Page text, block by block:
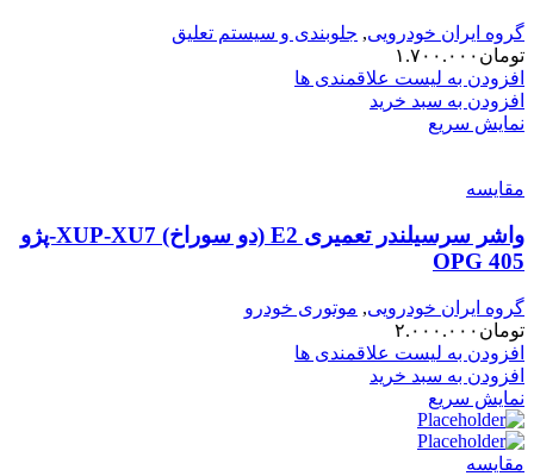
گروه ایران خودرویی, جلوبندی و سیستم تعلیق
تومان ۱.۷۰۰.۰۰۰
افزودن به لیست علاقمندی ها
افزودن به سبد خرید
نمایش سریع
مقایسه
واشر سرسیلندر تعمیری E2 (دو سوراخ) XUP-XU7-پژو
405 OPG
گروه ایران خودرویی, موتوری خودرو
تومان ۲.۰۰۰.۰۰۰
افزودن به لیست علاقمندی ها
افزودن به سبد خرید
نمایش سریع
مقایسه